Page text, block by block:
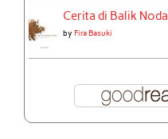
Cerita di Balik Noda
byFira Basuki